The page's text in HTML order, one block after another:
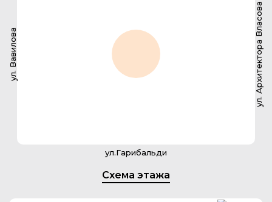
ул. Вавилова
ул.Гарибальди
ул. Архитектора Власова
Схема этажа